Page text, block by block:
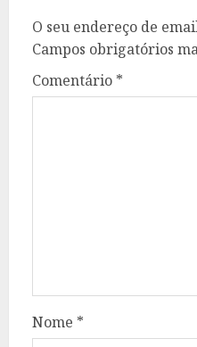
O seu endereço de
Campos obrigatórios
Comentário *
Nome *